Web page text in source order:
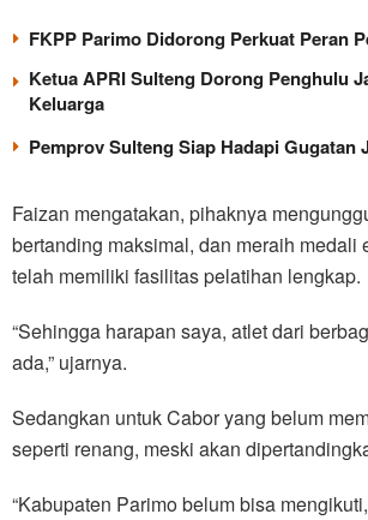
FKPP Parimo Didorong Perkuat Peran
Ketua APRI Sulteng Dorong Penghulu
Keluarga
Pemprov Sulteng Siap Hadapi
Faizan mengatakan, pihaknya
bertanding maksimal, dan meraih
telah memiliki fasilitas pelatihan lengkap.
“Sehingga harapan saya, atlet dari
ada,” ujarnya.
Sedangkan untuk Cabor yang belum
seperti renang, meski akan
“Kabupaten Parimo belum bisa